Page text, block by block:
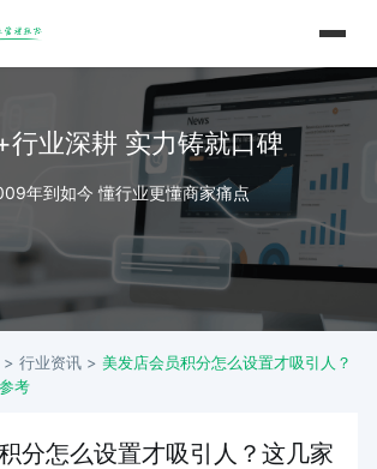
行业深耕 实力铸就口碑
年到如今 懂行业更懂商家痛点
> 行业资讯 > 美发店会员积分怎么设置才吸引人？
考
分怎么设置才吸引人？这几家